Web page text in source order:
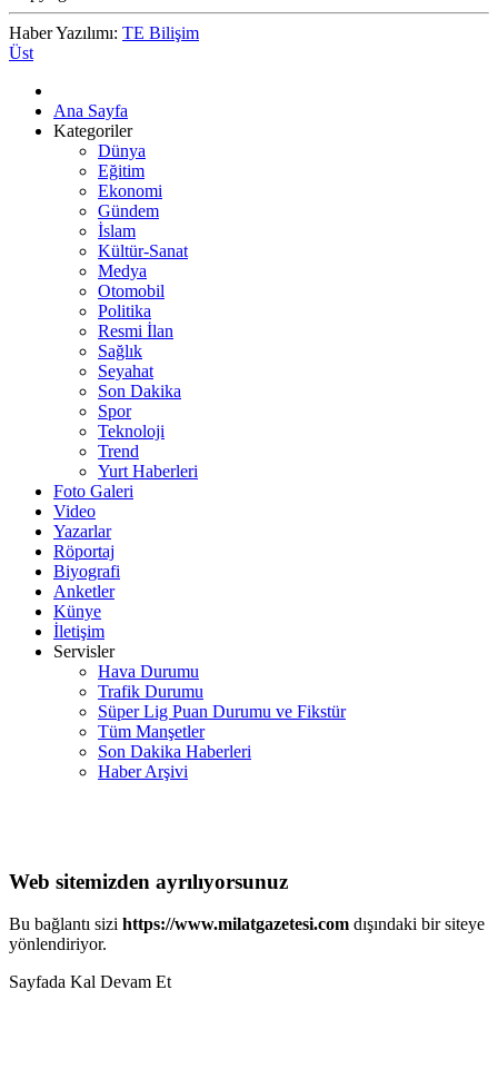
Haber Yazılımı: TE Bilişim
Üst
Ana Sayfa
Kategoriler
Dünya
Eğitim
Ekonomi
Gündem
İslam
Kültür-Sanat
Medya
Otomobil
Politika
Resmi İlan
Sağlık
Seyahat
Son Dakika
Spor
Teknoloji
Trend
Yurt Haberleri
Foto Galeri
Video
Yazarlar
Röportaj
Biyografi
Anketler
Künye
İletişim
Servisler
Hava Durumu
Trafik Durumu
Süper Lig Puan Durumu ve Fikstür
Tüm Manşetler
Son Dakika Haberleri
Haber Arşivi
Web sitemizden ayrılıyorsunuz
Bu bağlantı sizi https://www.milatgazetesi.com dışındaki bir siteye
yönlendiriyor.
Sayfada Kal Devam Et